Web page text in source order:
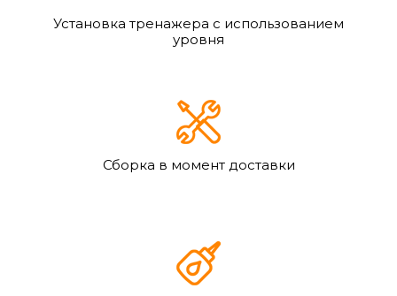
Установка тренажера с использованием
уровня
Сборка в момент доставки